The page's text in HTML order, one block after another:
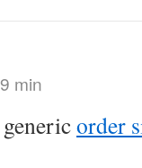
min
order